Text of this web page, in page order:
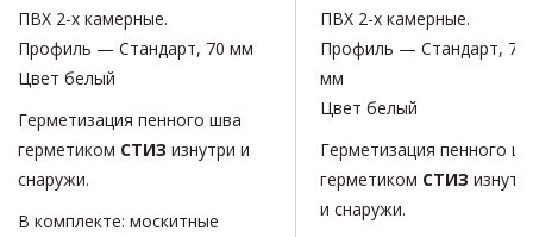
ПВХ 2-х камерные.
Профиль — Стандарт, 70 мм
Цвет белый
Герметизация пенного шва
герметиком СТИЗ изнутри и
снаружи.
В комплекте: москитные
ПВХ 2-х камерные.
Профиль — Стандарт, 70
мм
Цвет белый
Герметизация пенного
герметиком СТИЗ
и снаружи.